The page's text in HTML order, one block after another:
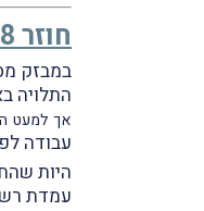
חוזר 18/2018 – האומנם רעידת אדמה?
במבזק מס' 1759 מיום 9.12.2018 דיווחנו, בין היתר, על פרסום חוזר מס
התלויה
אך למעט
עבודה לפי סעיף 2(2) לפקודה, כבונוס או
היות
עמדת